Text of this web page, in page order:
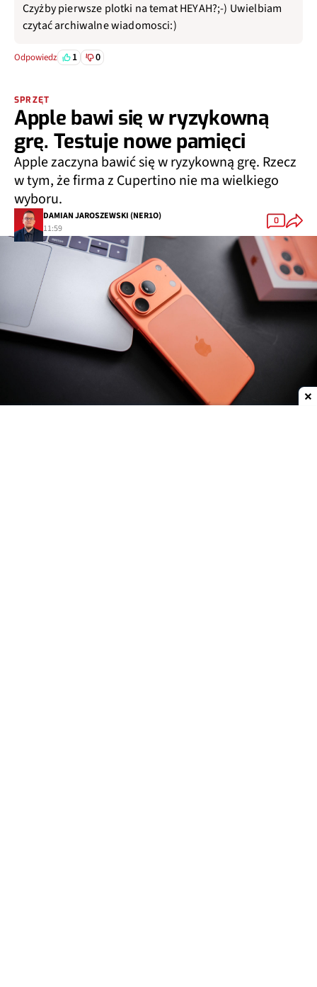
Czyżby pierwsze plotki na temat HEYAH?;-) Uwielbiam
czytać archiwalne wiadomosci:)
Odpowiedz 1 0
SPRZĘT
Apple bawi się w ryzykowną
grę. Testuje nowe pamięci
Apple zaczyna bawić się w ryzykowną grę. Rzecz
w tym, że firma z Cupertino nie ma wielkiego
wyboru.
DAMIAN JAROSZEWSKI (NER1O)
11:59
0